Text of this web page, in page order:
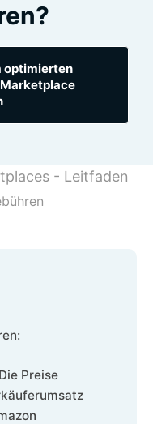
optimierten
- Leitfaden
Preise